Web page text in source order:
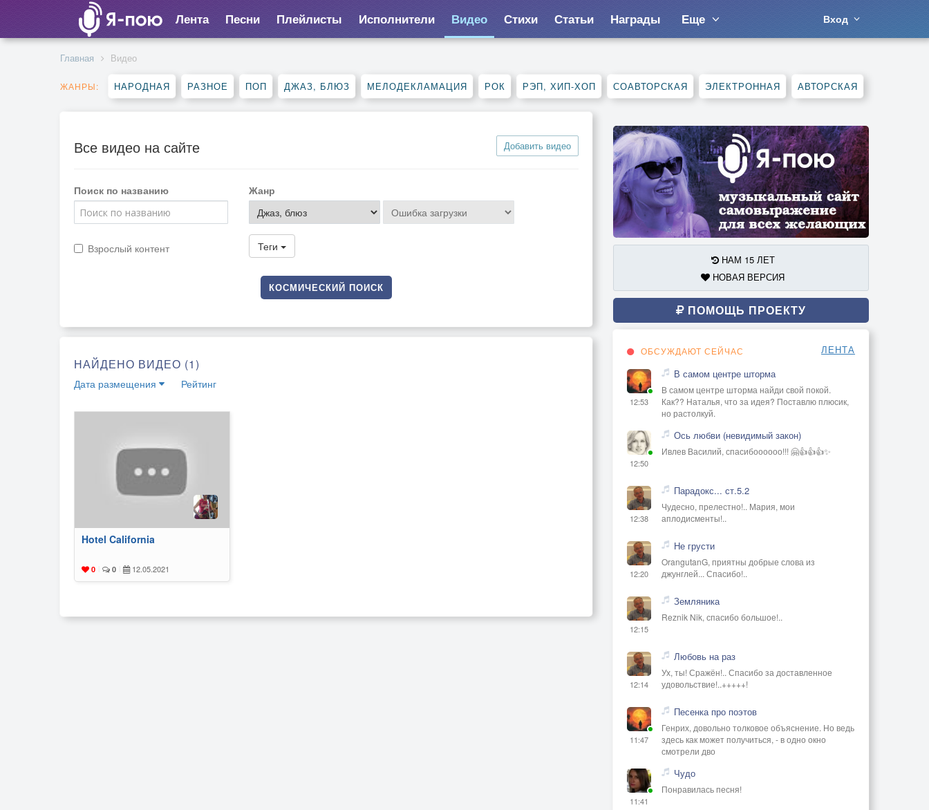
Лента Песни Плейлисты Исполнители Видео Стихи Статьи Награды Еще Вход
Главная Видео
ЖАНРЫ: НАРОДНАЯ РАЗНОЕ ПОП ДЖАЗ, БЛЮЗ МЕЛОДЕКЛАМАЦИЯ РОК РЭП, ХИП-ХОП СОАВТОРСКАЯ ЭЛЕКТРОННАЯ АВТОРСКАЯ
Все видео на сайте Добавить видео
Поиск по названию Жанр
Взрослый контент Теги
КОСМИЧЕСКИЙ ПОИСК
НАЙДЕНО ВИДЕО (1)
Дата размещения Рейтинг
Hotel California
0 0 12.05.2021
НАМ 15 ЛЕТ
НОВАЯ ВЕРСИЯ
ПОМОЩЬ ПРОЕКТУ
ОБСУЖДАЮТ СЕЙЧАС ЛЕНТА
12:53
В самом центре шторма
В самом центре шторма найди свой покой.
Как?? Наталья, что за идея? Поставлю плюсик,
но растолкуй.
12:50
Ось любви (невидимый закон)
Ивлев Василий, спасибоооооо!!! 🤗👍👍👍✨
12:38
Парадокс... ст.5.2
Чудесно, прелестно!.. Мария, мои
аплодисменты!..
12:20
Не грусти
OrangutanG, приятны добрые слова из
джунглей... Спасибо!..
12:15
Земляника
Reznik Nik, спасибо большое!..
12:14
Любовь на раз
Ух, ты! Сражён!.. Спасибо за доставленное
удовольствие!..+++++!
11:47
Песенка про поэтов
Генрих, довольно толковое объяснение. Но ведь
здесь как может получиться, - в одно окно
смотрели дво
11:41
Чудо
Понравилась песня!